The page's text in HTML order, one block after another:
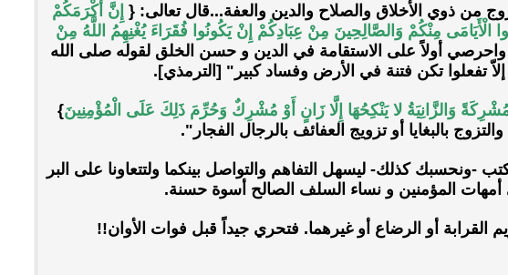
من ذوي الأخلاق والصلاح والدين والعفة...قال تعالى: { إِنَّ أَكْرَمَكُمْ
الْأَيَامَى مِنْكُمْ وَالصَّالِحِينَ مِنْ عِبَادِكُمْ إِنْ يَكُونُوا فُقَرَاءَ يُغْنِهِمُ اللَّهُ مِنْ
غيرهما واحرصي أولاً على الاستقامة في الدين و حسن الخلق لقوله صلى الله
تفعلوا تكن فتنة في الأرض وفساد كبير" [الترمذي].
مُشْرِكَةً وَالزَّانِيَةُ لا يَنْكِحُهَا إِلَّا زَانٍ أَوْ مُشْرِكٌ وَحُرِّمَ ذَلِكَ عَلَى الْمُؤْمِنِينَ}
كذلك- ليسهل التفاهم والتواصل بينكما ولتتعاونا على البر
أمهات المؤمنين و نساء السلف الصالح أسوة حسنة.
أو الرضاع أو غيرهما. فتحري جيداً قبل فوات الأوان!!